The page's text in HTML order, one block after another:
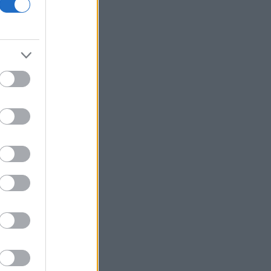
ισραηλινή εισβολή σε ένα χωριό του
να απέχουν από εργασίες σε
εξωτερικούς χώρους που μπορεί να
προκαλέσουν πυρκαγιά
πατέρας του Χόρχε
το ειρηνευτικό σχέδιο των ΗΠΑ για τη
Γάζα
Συνελήφθησαν 49χρονος και
37χρονος, μέλη της ρωσόφωνης
ΗΠΑ: Οι Δημοκρατικοί έτοιμοι να
πλαγιοκοπήσουν τον Τραμπ αν
Brexit: Δέκα χρόνια διχασμού και το